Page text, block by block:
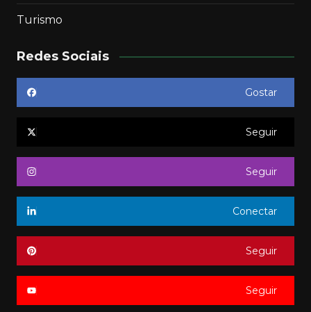
Turismo
Redes Sociais
Gostar
Seguir
Seguir
Conectar
Seguir
Seguir